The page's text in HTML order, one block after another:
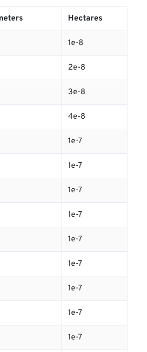
Hectares
1e-8
2e-8
3e-8
4e-8
1e-7
1e-7
1e-7
1e-7
1e-7
1e-7
1e-7
1e-7
1e-7